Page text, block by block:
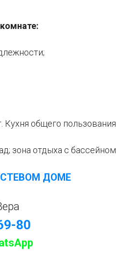
Кухня общего пользования
зона отдыха с бассейном
ДОМЕ
80